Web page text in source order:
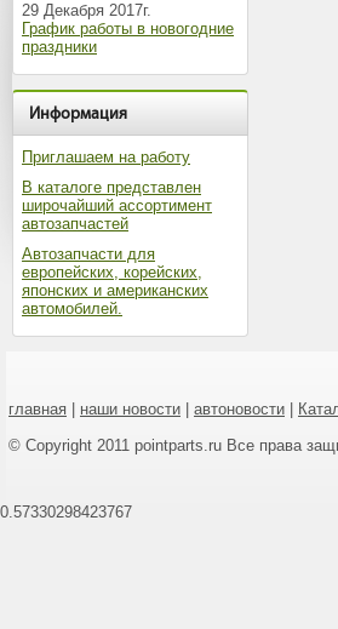
29 Декабря 2017г.
График работы в новогодние
праздники
Информация
Приглашаем на работу
В каталоге представлен
широчайший ассортимент
автозапчастей
Автозапчасти для
европейских, корейских,
японских и американских
автомобилей.
главная наши новости автоновости
© Copyright 2011 pointparts.ru Все права
0.57330298423767